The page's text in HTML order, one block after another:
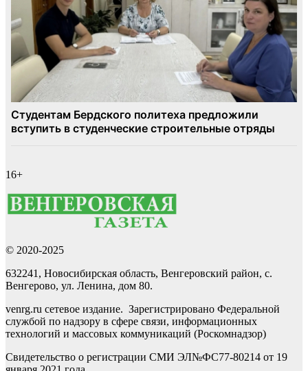
16+
© 2020-2025
632241, Новосибирская область, Венгеровский район, с.
Венгерово, ул. Ленина, дом 80.
venrg.ru сетевое издание. Зарегистрировано Федеральной
службой по надзору в сфере связи, информационных
технологий и массовых коммуникаций (Роскомнадзор)
Свидетельство о регистрации СМИ ЭЛ№ФС77-80214 от 19